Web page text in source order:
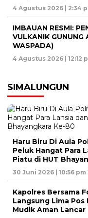
4 Agustus 2026 | 2:34
IMBAUAN RESMI:
VULKANIK GUNUNG
WASPADA)
4 Agustus 2026 | 12:12
SIMALUNGUN
Haru Biru Di Aula
Peluk Hangat Para
Piatu di HUT
30 Juni 2026 | 10:56 pm
Kapolres Bersama
Langsung Lima
Mudik Aman Lancar